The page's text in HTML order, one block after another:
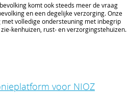
komt ook steeds meer de vraag
en een degelijke verzorging. Onze
volledige ondersteuning met inbegrip
kenhuizen, rust- en verzorgingstehuizen.
voor NIOZ